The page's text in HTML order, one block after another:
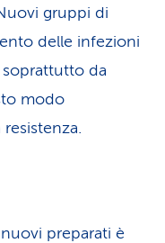
gruppi di
delle infezioni
da
modo
preparati è